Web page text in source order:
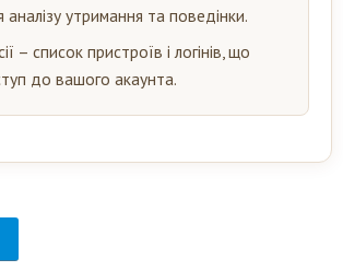
аналізу утримання та поведінки.
– список пристроїв і логінів, що
до вашого акаунта.